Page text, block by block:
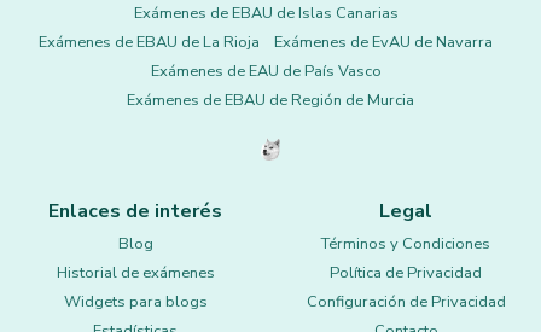
Exámenes de EBAU de Islas Canarias
Exámenes de EBAU de La Rioja
Exámenes de EvAU de Navarra
Exámenes de EAU de País Vasco
Exámenes de EBAU de Región de Murcia
Enlaces de interés
Blog
Historial de exámenes
Widgets para blogs
Legal
Términos y Condiciones
Política de Privacidad
Configuración de Privacidad